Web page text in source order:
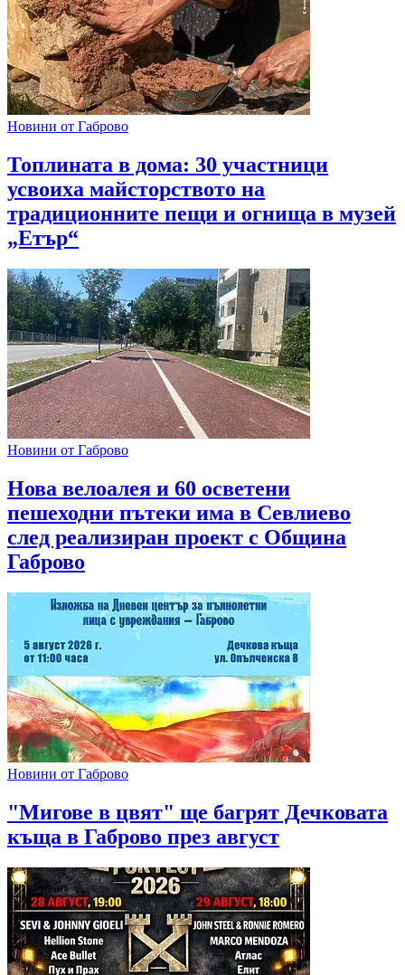
Новини от Габрово
Топлината в дома: 30 участници
усвоиха майсторството на
традиционните пещи и огнища в музей
„Етър“
Новини от Габрово
Нова велоалея и 60 осветени
пешеходни пътеки има в Севлиево
след реализиран проект с Община
Габрово
Новини от Габрово
"Мигове в цвят" ще багрят Дечковата
къща в Габрово през август